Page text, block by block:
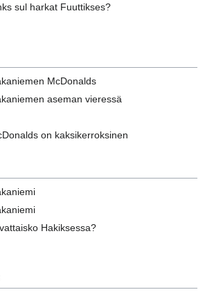
sul harkat Fuuttikses?
McDonalds
aseman vieressä
on kaksikerroksinen
Hakiksessa?